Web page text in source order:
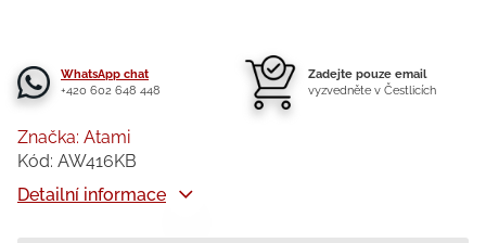
WhatsApp chat
+420 602 648 448
Zadejte pouze email
vyzvedněte v Čestlicích
Detailní informace
Značka: Atami
Kód: AW416KB